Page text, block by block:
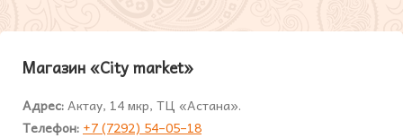
Магазин «City market»
Адрес:Актау, 14 мкр, ТЦ «Астана».
Телефон: +7 (7292) 54–05–18